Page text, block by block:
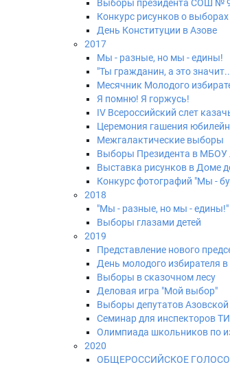
Выборы президента СОШ №
Конкурс рисунков о выборах
День Конституции в Азове
2017
Мы - разные, но мы - едины!
"Ты гражданин, а это
Месячник Молодого
Я помню! Я горжусь!
IV Всероссийский слет
Церемония гашения
Межгалактические выборы
Выборы Президента в МБОУ
Выставка рисунков в Доме
Конкурс фотографий "Мы -
2018
"Мы - разные, но мы - едины!"
Выборы глазами детей
2019
Представление нового
День молодого избирателя в
Выборы в сказочном лесу
Деловая игра "Мой выбор"
Выборы депутатов
Семинар для инспекторов
Олимпиада школьников по
2020
ОБЩЕРОССИЙСКОЕ